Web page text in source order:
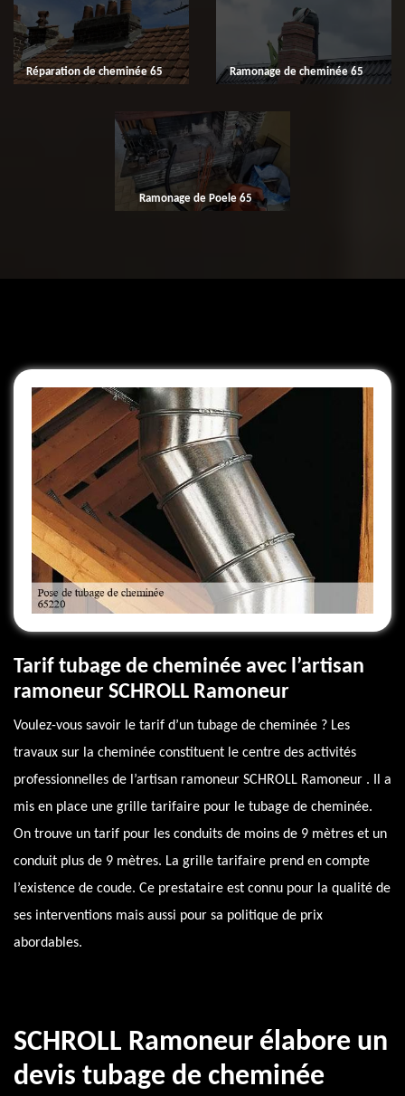
Réparation de cheminée 65 Ramonage de cheminée 65
Ramonage de Poele 65
Tarif tubage de cheminée avec l’artisan
ramoneur SCHROLL Ramoneur
Voulez-vous savoir le tarif d’un tubage de cheminée ? Les
travaux sur la cheminée constituent le centre des activités
professionnelles de l’artisan ramoneur SCHROLL Ramoneur . Il a
mis en place une grille tarifaire pour le tubage de cheminée.
On trouve un tarif pour les conduits de moins de 9 mètres et un
conduit plus de 9 mètres. La grille tarifaire prend en compte
l’existence de coude. Ce prestataire est connu pour la qualité de
ses interventions mais aussi pour sa politique de prix
abordables.
SCHROLL Ramoneur élabore un
devis tubage de cheminée